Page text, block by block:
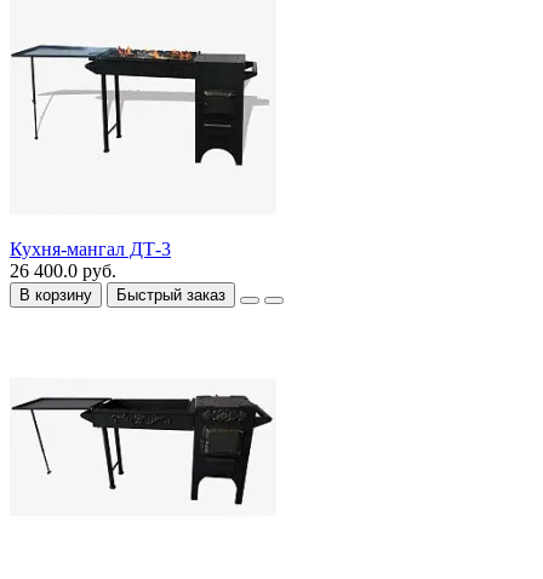
Кухня-мангал ДТ-3
26 400.0 руб.
В корзину Быстрый заказ